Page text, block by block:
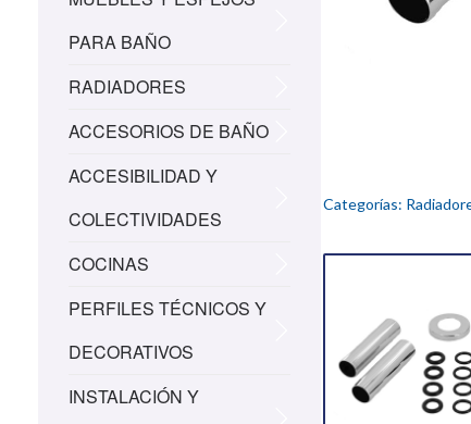
PARA BAÑO
RADIADORES
ACCESORIOS DE BAÑO
ACCESIBILIDAD Y
COLECTIVIDADES
COCINAS
PERFILES TÉCNICOS Y
DECORATIVOS
INSTALACIÓN Y
Categorías: